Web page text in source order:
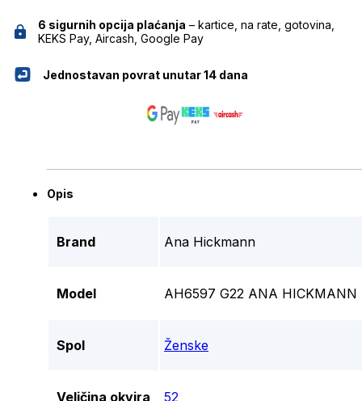
6 sigurnih opcija plaćanja – kartice, na rate, gotovina,
KEKS Pay, Aircash, Google Pay
Jednostavan povrat unutar 14 dana
Opis
Brand Ana Hickmann
Model AH6597 G22 ANA HICKMANN
Spol Ženske
Veličina okvira 52